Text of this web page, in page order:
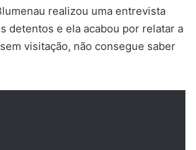
realizou uma entrevista
detentos e ela acabou por relatar a
visitação, não consegue saber